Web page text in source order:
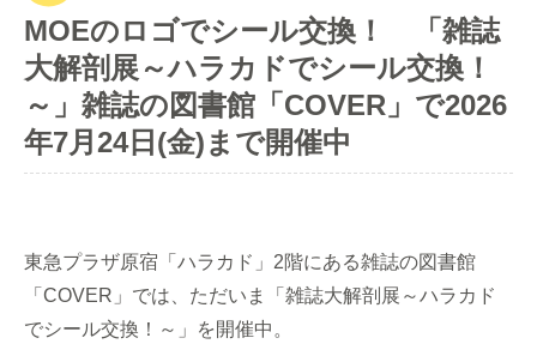
MOEのロゴでシール交換！ 「雑誌
大解剖展～ハラカドでシール交換！
～」雑誌の図書館「COVER」で2026
年7月24日(金)まで開催中
東急プラザ原宿「ハラカド」2階にある雑誌の図書館
「COVER」では、ただいま「雑誌大解剖展～ハラカド
でシール交換！～」を開催中。